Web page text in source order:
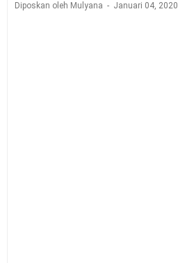
Diposkan oleh Mulyana Januari 04, 2020